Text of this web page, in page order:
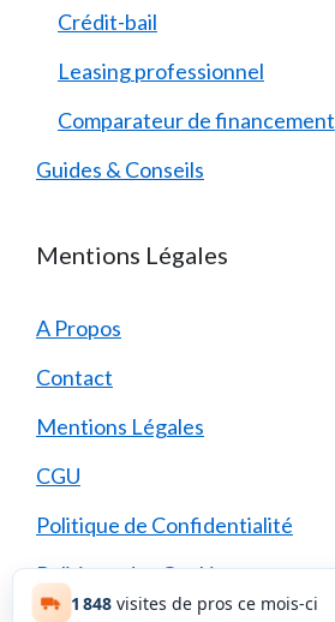
Crédit-bail
Leasing professionnel
Comparateur de financement
Guides & Conseils
Mentions Légales
A Propos
Contact
Mentions Légales
CGU
Politique de Confidentialité
Politique des Cookies
1 848 visites de pros ce mois-ci